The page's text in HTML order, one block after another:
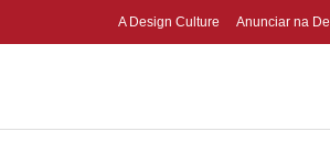
A Design Culture Anunciar na